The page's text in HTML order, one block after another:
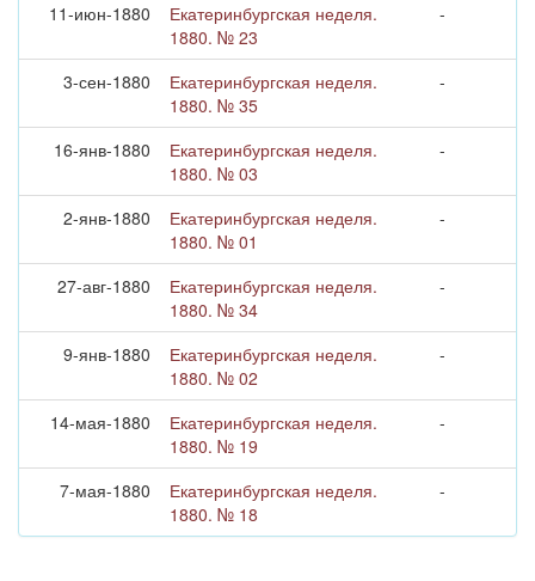
11-июн-1880
Екатеринбургская неделя.
1880. № 23
-
3-сен-1880
Екатеринбургская неделя.
1880. № 35
-
16-янв-1880
Екатеринбургская неделя.
1880. № 03
-
2-янв-1880
Екатеринбургская неделя.
1880. № 01
-
27-авг-1880
Екатеринбургская неделя.
1880. № 34
-
9-янв-1880
Екатеринбургская неделя.
1880. № 02
-
14-мая-1880
Екатеринбургская неделя.
1880. № 19
-
7-мая-1880
Екатеринбургская неделя.
1880. № 18
-